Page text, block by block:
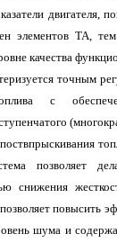
двигателя,
элементов ТА,
качества
точным
с
позволяет
снижения
повысить
шума и